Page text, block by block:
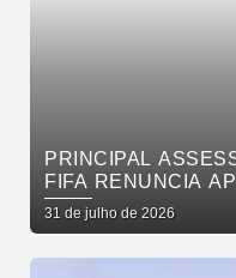
PRINCIPAL
FIFA RENUNCIA
VENDA DE
UEFA
31 de julho de 2026